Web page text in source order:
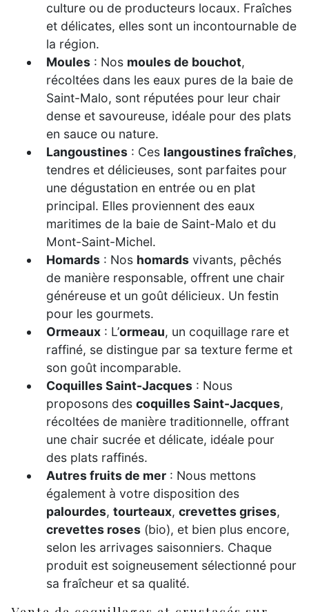
culture ou de producteurs locaux. Fraîches
et délicates, elles sont un incontournable de
la région.
Moules : Nos moules de bouchot,
récoltées dans les eaux pures de la baie de
Saint-Malo, sont réputées pour leur chair
dense et savoureuse, idéale pour des plats
en sauce ou nature.
Langoustines : Ces langoustines fraîches,
tendres et délicieuses, sont parfaites pour
une dégustation en entrée ou en plat
principal. Elles proviennent des eaux
maritimes de la baie de Saint-Malo et du
Mont-Saint-Michel.
Homards : Nos homards vivants, pêchés
de manière responsable, offrent une chair
généreuse et un goût délicieux. Un festin
pour les gourmets.
Ormeaux : L’ormeau, un coquillage rare et
raffiné, se distingue par sa texture ferme et
son goût incomparable.
Coquilles Saint-Jacques : Nous
proposons des coquilles Saint-Jacques,
récoltées de manière traditionnelle, offrant
une chair sucrée et délicate, idéale pour
des plats raffinés.
Autres fruits de mer : Nous mettons
également à votre disposition des
palourdes, tourteaux, crevettes grises,
crevettes roses (bio), et bien plus encore,
selon les arrivages saisonniers. Chaque
produit est soigneusement sélectionné pour
sa fraîcheur et sa qualité.